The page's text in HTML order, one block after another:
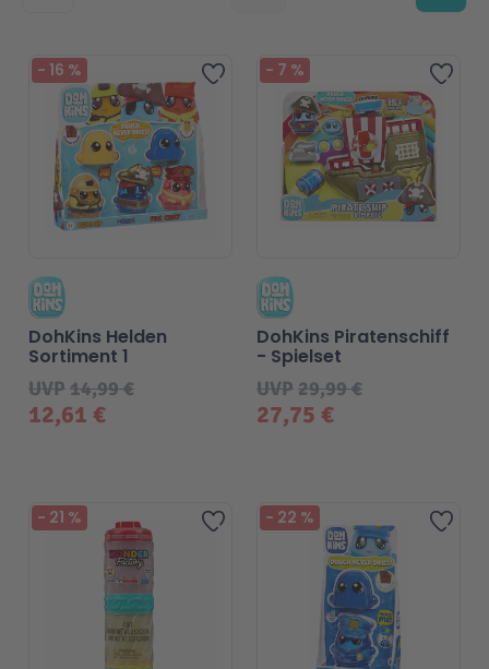
Zur Wunschliste hinzufügen
- 16 %
12,61 €
UVP14,99 €
DohKins Helden
Sortiment 1
Zur
- 7 %
27,75 €
UVP29,99 €
DohKins Piratenschiff
- Spielset
Zur Wunschliste hinzufügen
- 21 % Zur
- 22 %